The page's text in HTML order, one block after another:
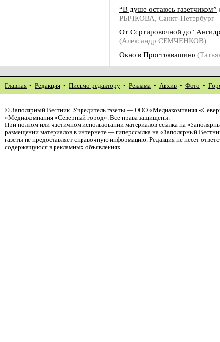
“В душе остаюсь газетчиком”
РЫЧКОВА, Санкт-Петербург
От Сортировочной до
(Александр СЕМЧЕНКОВ)
Окно в Простоквашино
Главная • Редакция • Письмо редактору • Реклама • Архив • Фото •
© Заполярный Вестник. Учредитель газеты — ООО «Медиакомпания
«Медиакомпания «Северный город». Все права защищены.
При полном или частичном использовании материалов ссылка на
размещении материалов в интернете — гиперссылка на «Заполярный
газеты не предоставляет справочную информацию. Редакция не несет
содержащуюся в рекламных объявлениях.